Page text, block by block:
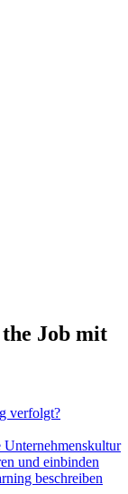
Job mit
verfolgt?
und einbinden
beschreiben